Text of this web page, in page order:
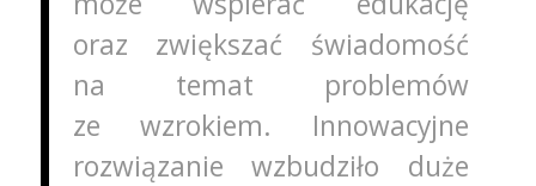
oraz zwiększać świadomość
na temat problemów
ze wzrokiem. Innowacyjne
rozwiązanie wzbudziło duże